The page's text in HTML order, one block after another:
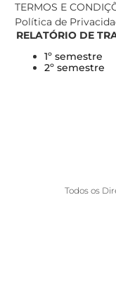
TERMOS E
Política de
RELATÓRIO DE
1º semestre
2º semestre
Todos os